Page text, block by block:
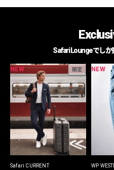
Safari Loungeでしか
NEW 限定
Safari CURRENT
NEW
WP